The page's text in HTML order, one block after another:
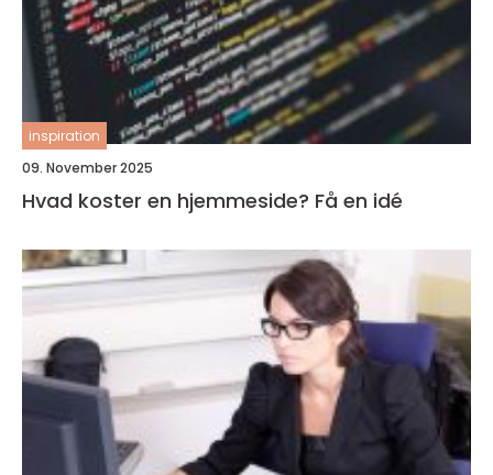
inspiration
09. November 2025
Hvad koster en hjemmeside? Få en idé